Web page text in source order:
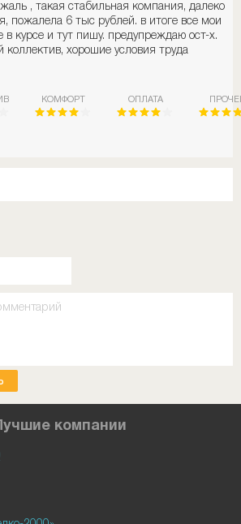
, такая стабильная компания, далеко
пожалела 6 тыс рублей. в итоге все мои
в курсе и тут пишу. предупреждаю ост-х.
коллектив, хорошие условия труда
КОМФОРТ ОПЛАТА
компании